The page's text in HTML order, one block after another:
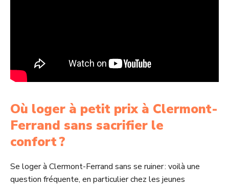
Où loger à petit prix à Clermont-
Ferrand sans sacrifier le
confort ?
Se loger à Clermont-Ferrand sans se ruiner : voilà une
question fréquente, en particulier chez les jeunes